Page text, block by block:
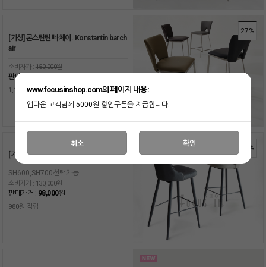
27%
[기성] 콘스탄틴 빠체어. Konstantin barch
air
소비자가 : 150,000원
판매가격 :
1,100원 적립
25%
[기성] 어맨더 빠체어. Amanda barchair
SH600,SH700선택가능
소비자가 : 130,000원
판매가격 : 98,000원
980원 적립
www.focusinshop.com의 페이지 내용:
앱다운 고객님께 5000원 할인쿠폰을 지급합니다.
취소 확인